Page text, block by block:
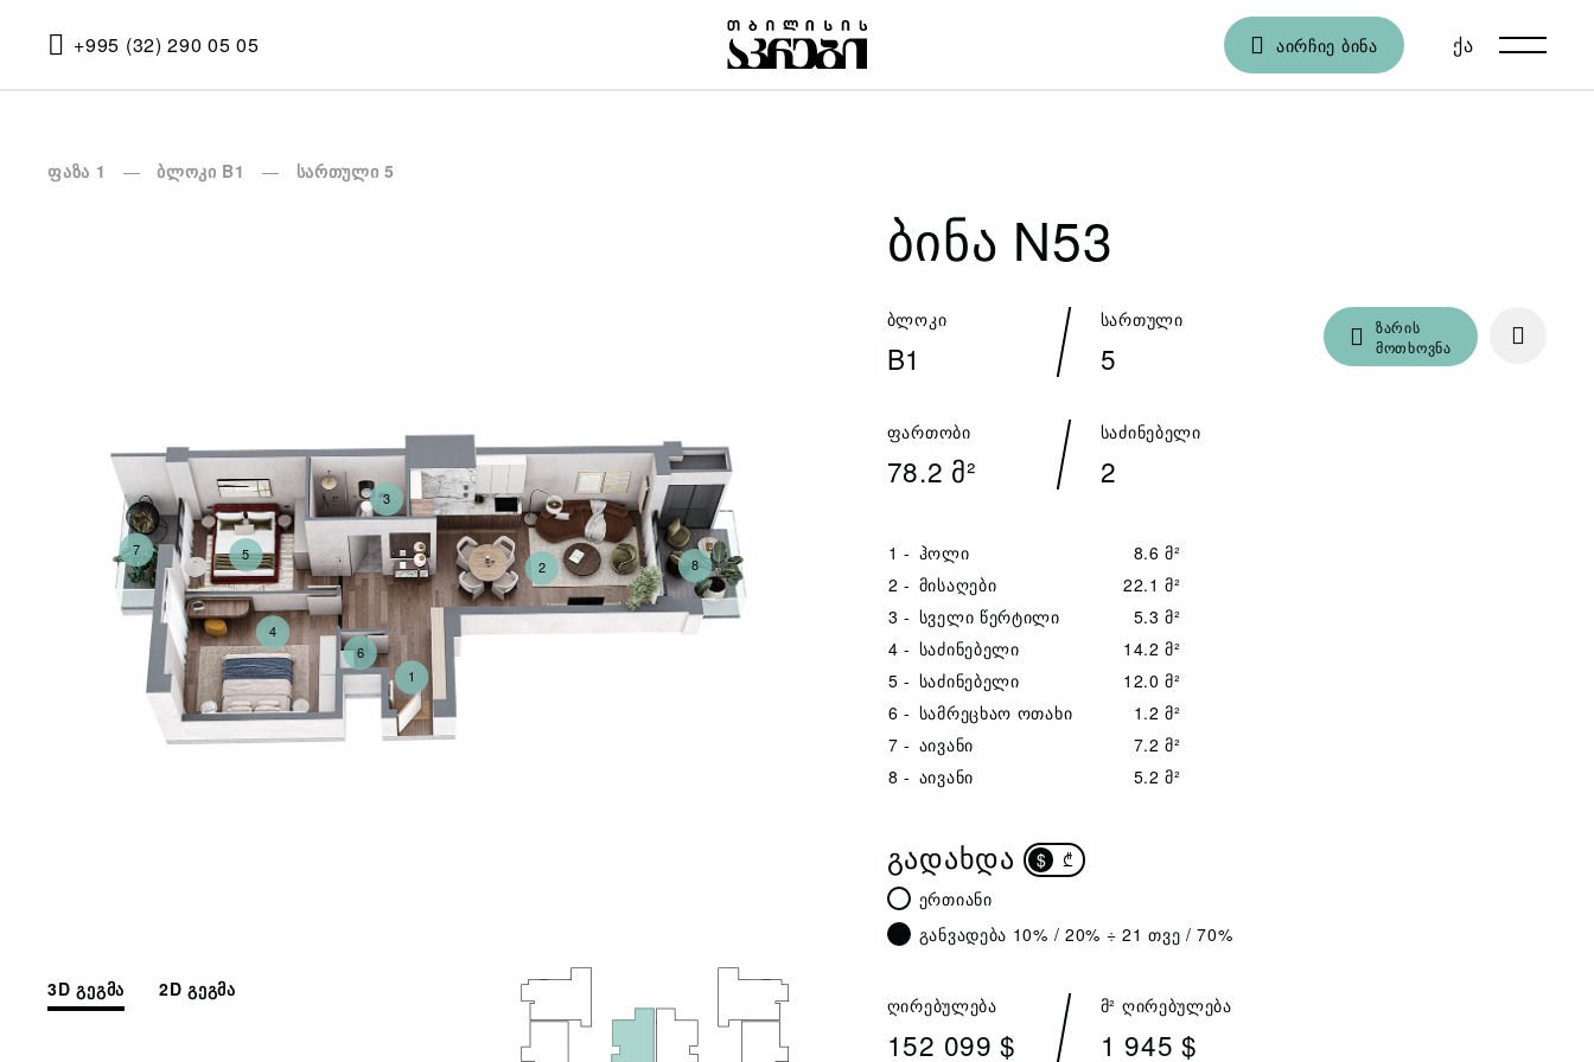
+995 (32) 290 05 05 ᲐᲘᲠᲩᲘᲔ ᲑᲘᲜᲐ ქა En
ფაზა 1 ბლოკი B1 სართული 5
ᲑᲘᲜᲐ N53
ბლოკი
B1
სართული
5
ფართობი
78.2 მ²
საძინებელი
2
ზარის
მოთხოვნა
1
2
3
4
5
6
7
8
3D გეგმა 2D გეგმა
1 - ჰოლი
8.6 მ²
2 - მისაღები
22.1 მ²
3 - სველი წერტილი
5.3 მ²
4 - საძინებელი
14.2 მ²
5 - საძინებელი
12.0 მ²
6 - სამრეცხაო ოთახი
1.2 მ²
7 - აივანი
7.2 მ²
8 - აივანი 5.2 მ²
ᲒᲐᲓᲐᲮᲓᲐ $
₾
ერთიანი
განვადება 10% / 20% ÷ 21 თვე / 70%
ღირებულება
152 099 $
მ² ღირებულება
1 945 $